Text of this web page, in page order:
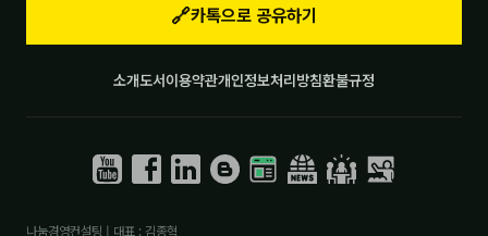
🔗카톡으로 공유하기
소개도서이용약관개인정보처리방침환불규정
나눔경영컨설팅 | 대표 : 김종혁